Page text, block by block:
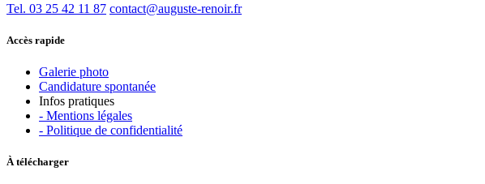
Tel. 03 25 42 11 87 contact@auguste-renoir.fr
Accès rapide
Galerie photo
Candidature spontanée
Infos pratiques
- Mentions légales
- Politique de confidentialité
À télécharger